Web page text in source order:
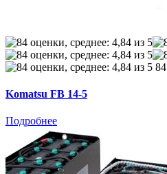
84
Komatsu FB 14-5
Подробнее